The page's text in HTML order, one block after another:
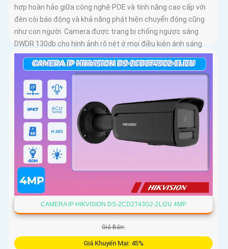
hợp hoàn hảo giữa công nghệ POE và tính năng cao cấp với
đèn còi báo động và khả năng phát hiện chuyển động cũng
như con người. Camera được trang bị chống ngược sáng
DWDR 130db cho hình ảnh rõ nét ở mọi điều kiện ánh sáng
CAMERA IP HIKVISION DS-2CD2T43G2-2LI2U 4MP
Giá Bán:
Giá Khuyến Mại: 45%